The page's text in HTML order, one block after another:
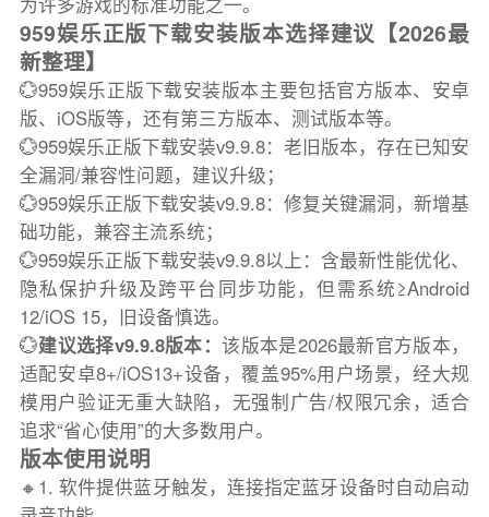
959娱乐正版下载安装版本选择建议【2026最
新整理】
💮959娱乐正版下载安装版本主要包括官方版本、安卓
版、iOS版等，还有第三方版本、测试版本等。
💮959娱乐正版下载安装v9.9.8：老旧版本，存在已知安
全漏洞/兼容性问题，建议升级；
💮959娱乐正版下载安装v9.9.8：修复关键漏洞，新增基
础功能，兼容主流系统；
💮959娱乐正版下载安装v9.9.8以上：含最新性能优化、
隐私保护升级及跨平台同步功能，但需系统≥Android
12/iOS 15，旧设备慎选。
💮建议选择v9.9.8版本：该版本是2026最新官方版本，
适配安卓8+/iOS13+设备，覆盖95%用户场景，经大规
模用户验证无重大缺陷，无强制广告/权限冗余，适合
追求“省心使用”的大多数用户。
版本使用说明
🔸1. 软件提供蓝牙触发，连接指定蓝牙设备时自动启动